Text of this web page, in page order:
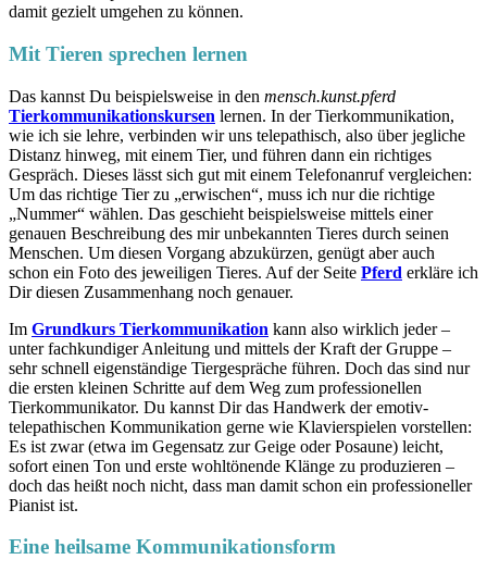
damit gezielt umgehen zu können.
Mit Tieren sprechen lernen
Das kannst Du beispielsweise in den mensch.kunst.pferd
Tierkommunikationskursen lernen. In der Tierkommunikation,
wie ich sie lehre, verbinden wir uns telepathisch, also über jegliche
Distanz hinweg, mit einem Tier, und führen dann ein richtiges
Gespräch. Dieses lässt sich gut mit einem Telefonanruf vergleichen:
Um das richtige Tier zu „erwischen“, muss ich nur die richtige
„Nummer“ wählen. Das geschieht beispielsweise mittels einer
genauen Beschreibung des mir unbekannten Tieres durch seinen
Menschen. Um diesen Vorgang abzukürzen, genügt aber auch
schon ein Foto des jeweiligen Tieres. Auf der Seite Pferd erkläre ich
Dir diesen Zusammenhang noch genauer.
Im Grundkurs Tierkommunikation kann also wirklich jeder –
unter fachkundiger Anleitung und mittels der Kraft der Gruppe –
sehr schnell eigenständige Tiergespräche führen. Doch das sind nur
die ersten kleinen Schritte auf dem Weg zum professionellen
Tierkommunikator. Du kannst Dir das Handwerk der emotiv-
telepathischen Kommunikation gerne wie Klavierspielen vorstellen:
Es ist zwar (etwa im Gegensatz zur Geige oder Posaune) leicht,
sofort einen Ton und erste wohltönende Klänge zu produzieren –
doch das heißt noch nicht, dass man damit schon ein professioneller
Pianist ist.
Eine heilsame Kommunikationsform